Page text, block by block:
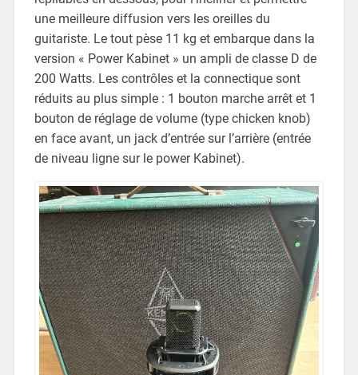
une meilleure diffusion vers les oreilles du
guitariste. Le tout pèse 11 kg et embarque dans la
version « Power Kabinet » un ampli de classe D de
200 Watts. Les contrôles et la connectique sont
réduits au plus simple : 1 bouton marche arrêt et 1
bouton de réglage de volume (type chicken knob)
en face avant, un jack d’entrée sur l’arrière (entrée
de niveau ligne sur le power Kabinet).